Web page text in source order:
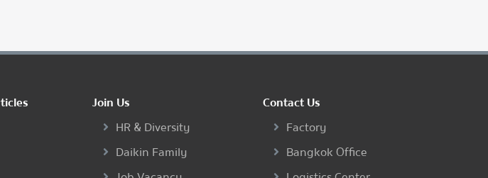
Join Us
HR & Diversity
Daikin Family
Contact Us
Factory
Bangkok Office